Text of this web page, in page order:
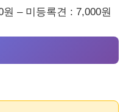
– 미등록견 : 7,000원